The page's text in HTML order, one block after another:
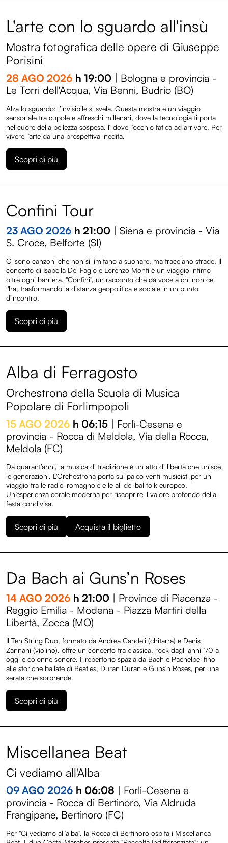
Programma
Entroterre Experience
Biglietteria
Convenzioni
Sostienici
Diventa volontario
Edizioni
Entroterre Festival 2025
Entroterre Festival 2024
Entroterre Festival 2023
Entroterre Festival 2022
Archivio eventi
L'arte con lo sguardo all'insù
Mostra fotografica delle opere di Giuseppe
Porisini
28 AGO 2026 h 19:00 | Bologna e provincia -
Le Torri dell'Acqua, Via Benni, Budrio (BO)
Alza lo sguardo: l’invisibile si svela. Questa mostra è un viaggio
sensoriale tra cupole e affreschi millenari, dove la tecnologia ti porta
nel cuore della bellezza sospesa, lì dove l’occhio fatica ad arrivare. Per
vivere l’arte da una prospettiva inedita.
Scopri di più
Confini Tour
23 AGO 2026 h 21:00 | Siena e provincia - Via
S. Croce, Belforte (SI)
Ci sono canzoni che non si limitano a suonare, ma tracciano strade. Il
concerto di Isabella Del Fagio e Lorenzo Monti è un viaggio intimo
oltre ogni barriera. "Confini", un racconto che dà voce a chi non ce
l'ha, trasformando la distanza geopolitica e sociale in un punto
d'incontro.
Scopri di più
Alba di Ferragosto
Orchestrona della Scuola di Musica
Popolare di Forlimpopoli
15 AGO 2026 h 06:15 | Forlì-Cesena e
provincia - Rocca di Meldola, Via della Rocca,
Meldola (FC)
Da quarant’anni, la musica di tradizione è un atto di libertà che unisce
le generazioni. L'Orchestrona porta sul palco venti musicisti per un
viaggio tra le radici romagnole e le ali del bal folk europeo.
Un’esperienza corale moderna per riscoprire il valore profondo della
festa condivisa.
Scopri di più Acquista il biglietto
Da Bach ai Guns’n Roses
14 AGO 2026 h 21:00 | Province di Piacenza -
Reggio Emilia - Modena - Piazza Martiri della
Libertà, Zocca (MO)
Il Ten String Duo, formato da Andrea Candeli (chitarra) e Denis
Zannani (violino), offre un concerto tra classica, rock dagli anni ’70 a
oggi e colonne sonore. Il repertorio spazia da Bach e Pachelbel fino
alle storiche ballate di Beatles, Duran Duran e Guns'n Roses, per una
serata che sorprende.
Scopri di più
Miscellanea Beat
Ci vediamo all'Alba
09 AGO 2026 h 06:08 | Forlì-Cesena e
provincia - Rocca di Bertinoro, Via Aldruda
Frangipane, Bertinoro (FC)
Per "Ci vediamo all’alba", la Rocca di Bertinoro ospita i Miscellanea